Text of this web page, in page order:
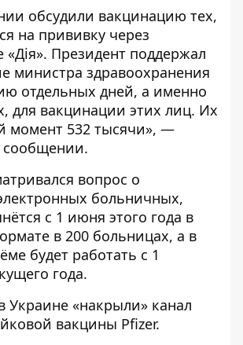
обсудили вакцинацию тех,
на прививку через
Президент поддержал
министра здравоохранения
отдельных дней, а именно
для вакцинации этих лиц. Их
момент 532 тысячи», —
сообщении.
вопрос о
больничных,
с 1 июня этого года в
в 200 больницах, а в
будет работать с 1
года.
Украине «накрыли» канал
вакцины Pfizer.